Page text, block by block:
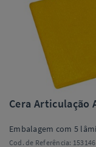
Cera Articulação
Embalagem com 5
Cod. de Referência: 153146